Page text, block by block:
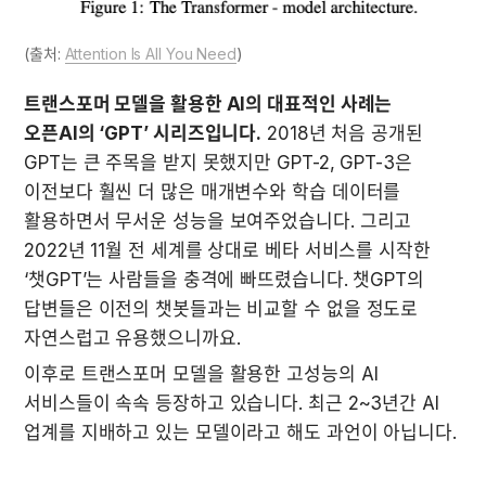
(출처: Attention Is All You Need)
트랜스포머 모델을 활용한 AI의 대표적인 사례는
오픈AI의 ‘GPT’ 시리즈입니다. 2018년 처음 공개된
GPT는 큰 주목을 받지 못했지만 GPT-2, GPT-3은
이전보다 훨씬 더 많은 매개변수와 학습 데이터를
활용하면서 무서운 성능을 보여주었습니다. 그리고
2022년 11월 전 세계를 상대로 베타 서비스를 시작한
‘챗GPT’는 사람들을 충격에 빠뜨렸습니다. 챗GPT의
답변들은 이전의 챗봇들과는 비교할 수 없을 정도로
자연스럽고 유용했으니까요.
이후로 트랜스포머 모델을 활용한 고성능의 AI
서비스들이 속속 등장하고 있습니다. 최근 2~3년간 AI
업계를 지배하고 있는 모델이라고 해도 과언이 아닙니다.